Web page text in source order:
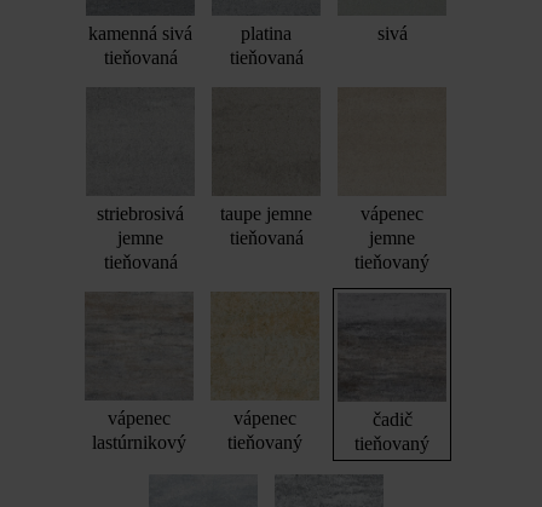
kamenná sivá
tieňovaná
platina
tieňovaná
sivá
striebrosivá
jemne
tieňovaná
taupe jemne
tieňovaná
vápenec
jemne
tieňovaný
vápenec
lastúrnikový
vápenec
tieňovaný
čadič
tieňovaný